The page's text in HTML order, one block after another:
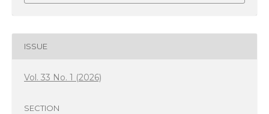
ISSUE
Vol. 33 No. 1 (2026)
SECTION